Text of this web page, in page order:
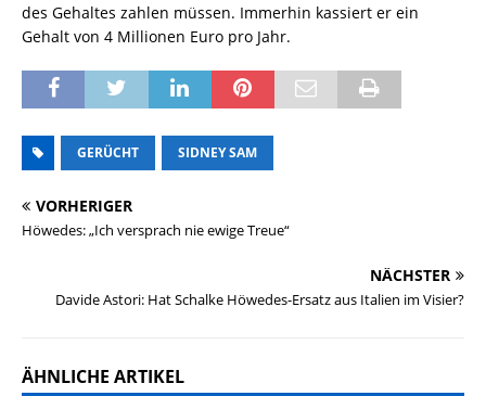
des Gehaltes zahlen müssen. Immerhin kassiert er ein
Gehalt von 4 Millionen Euro pro Jahr.
GERÜCHT SIDNEY SAM
VORHERIGER
Höwedes: „Ich versprach nie ewige Treue“
NÄCHSTER
Davide Astori: Hat Schalke Höwedes-Ersatz aus Italien im Visier?
ÄHNLICHE ARTIKEL